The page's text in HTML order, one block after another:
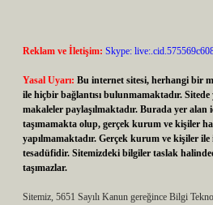
Reklam ve İletişim: Skype:
Yasal Uyarı: Bu internet sitesi, herhangi bir
ile hiçbir bağlantısı bulunmamaktadır. Sitede
makaleler paylaşılmaktadır. Burada yer
taşımamakta olup, gerçek kurum ve kişiler
yapılmamaktadır. Gerçek kurum ve kişiler
tesadüfidir. Sitemizdeki bilgiler taslak
taşımazlar.
Sitemiz, 5651 Sayılı Kanun gereğince Bilgi